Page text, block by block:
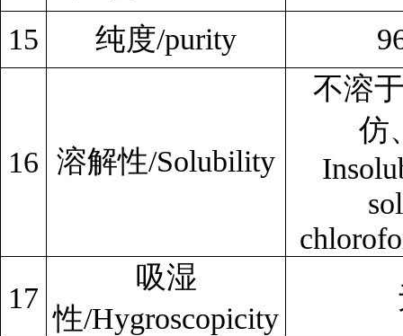
15 纯度/purity
16 溶解性/Solubility
不溶
仿
17
吸湿
性/Hygroscopicity